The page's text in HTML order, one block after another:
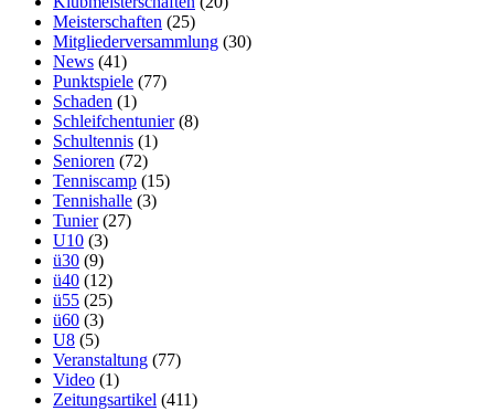
Meisterschaften (25)
Mitgliederversammlung (30)
News (41)
Punktspiele (77)
Schaden (1)
Schleifchentunier(8)
Schultennis (1)
Senioren (72)
Tenniscamp (15)
Tennishalle (3)
Tunier(27)
U10 (3)
ü30 (9)
ü40 (12)
ü55 (25)
ü60 (3)
U8 (5)
Veranstaltung (77)
Video (1)
Zeitungsartikel (411)